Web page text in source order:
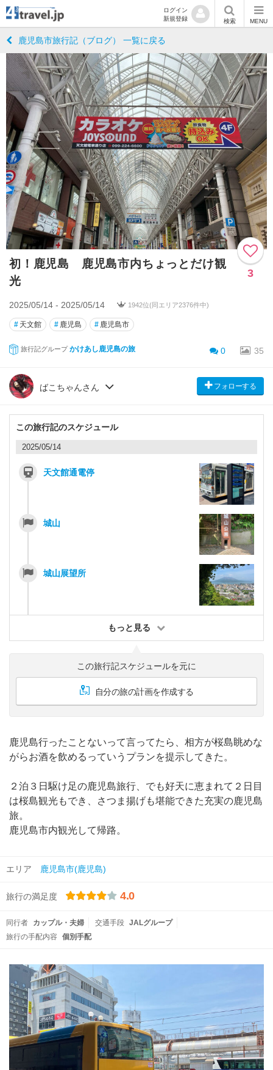
ログイン
新規登録
検索 MENU
鹿児島市旅行記（ブログ） 一覧に戻る
初！鹿児島 鹿児島市内ちょっとだけ観
光
3
2025/05/14 - 2025/05/14 1942位(同エリア2376件中)
# 天文館 # 鹿児島 # 鹿児島市
旅行記グループ かけあし鹿児島の旅 0 35
ばこちゃんさん フォローする
この旅行記のスケジュール
2025/05/14
天文館通電停
城山
城山展望所
もっと見る
この旅行記スケジュールを元に
自分の旅の計画を作成する
鹿児島行ったことないって言ってたら、相方が桜島眺めな
がらお酒を飲めるっていうプランを提示してきた。
２泊３日駆け足の鹿児島旅行、でも好天に恵まれて２日目
は桜島観光もでき、さつま揚げも堪能できた充実の鹿児島
旅。
鹿児島市内観光して帰路。
エリア 鹿児島市(鹿児島)
旅行の満足度 4.0
同行者 カップル・夫婦 交通手段 JALグループ
旅行の手配内容
個別手配